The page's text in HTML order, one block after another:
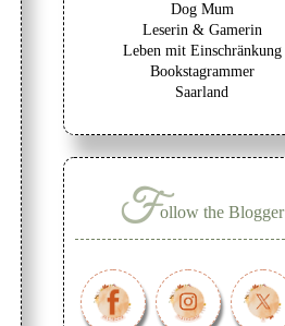
Dog Mum
Leserin & Gamerin
Leben mit Einschränkung
Bookstagrammer
Saarland
Follow the Blogger